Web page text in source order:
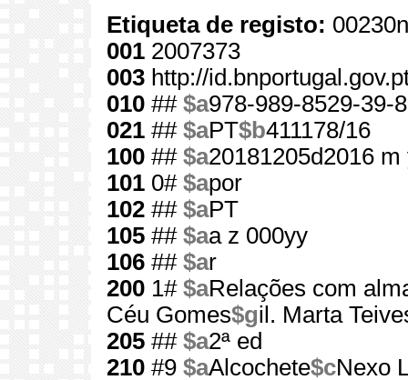
Etiqueta de registo:
001 2007373
003 http://
010 ## $a978-989-8529-39-8
021 ## $aPT$b411178/16
100 ## $a20181205d2016
101 0# $apor
102 ## $aPT
105 ## $aa z 000yy
106 ## $ar
200 1# $aRelações com
Céu Gomes$gil. Marta
205 ## $a2ª ed
210 #9 $aAlcochete$cNexo